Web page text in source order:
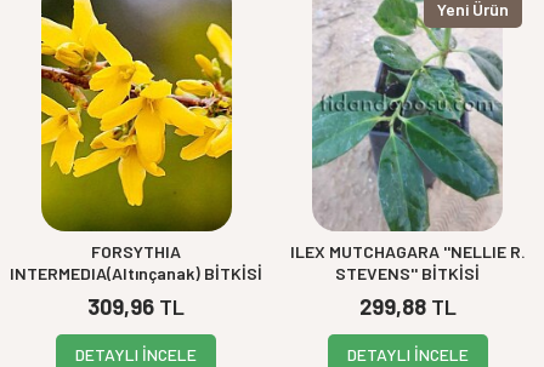
FORSYTHIA
INTERMEDIA(Altınçanak) BİTKİSİ
309,96 TL
DETAYLI İNCELE
Yeni Ürün
ILEX MUTCHAGARA ''NELLIE R.
STEVENS'' BİTKİSİ
299,88TL
DETAYLI İNCELE